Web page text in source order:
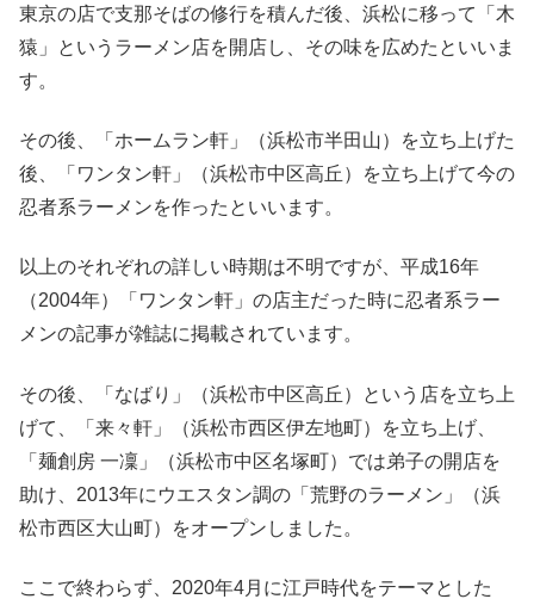
東京の店で支那そばの修行を積んだ後、浜松に移って「木
猿」というラーメン店を開店し、その味を広めたといいま
す。
その後、「ホームラン軒」（浜松市半田山）を立ち上げた
後、「ワンタン軒」（浜松市中区高丘）を立ち上げて今の
忍者系ラーメンを作ったといいます。
以上のそれぞれの詳しい時期は不明ですが、平成16年
（2004年）「ワンタン軒」の店主だった時に忍者系ラー
メンの記事が雑誌に掲載されています。
その後、「なばり」（浜松市中区高丘）という店を立ち上
げて、「来々軒」（浜松市西区伊左地町）を立ち上げ、
「麺創房 一凜」（浜松市中区名塚町）では弟子の開店を
助け、2013年にウエスタン調の「荒野のラーメン」（浜
松市西区大山町）をオープンしました。
ここで終わらず、2020年4月に江戸時代をテーマとした